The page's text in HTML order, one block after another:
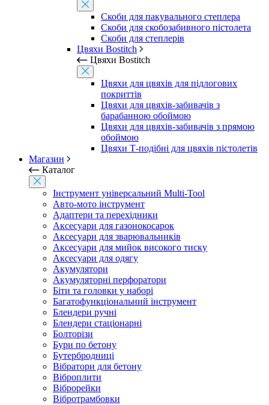
Скоби для пакувального степлера
Скоби для скобозабивного пістолета
Скоби для степлерів
Цвяхи Bostitch
Цвяхи Bostitch
Цвяхи для цвяхів для підлогових
покриттів
Цвяхи для цвяхів-забивачів з
барабанною обоймою
Цвяхи для цвяхів-забивачів з прямою
обоймою
Цвяхи Т-подібні для цвяхів пістолетів
Магазин
Каталог
Інструмент універсальний Multi-Tool
Авто-мото інструмент
Адаптери та перехідники
Аксесуари для газонокосарок
Аксесуари для зварювальників
Аксесуари для мийок високого тиску
Аксесуари для одягу
Акумулятори
Акумуляторні перфоратори
Біти та головки у наборі
Багатофункціональний інструмент
Блендери ручні
Блендери стаціонарні
Болторізи
Бури по бетону
Бутербродниці
Вібратори для бетону
Віброплити
Віброрейки
Вібротрамбовки